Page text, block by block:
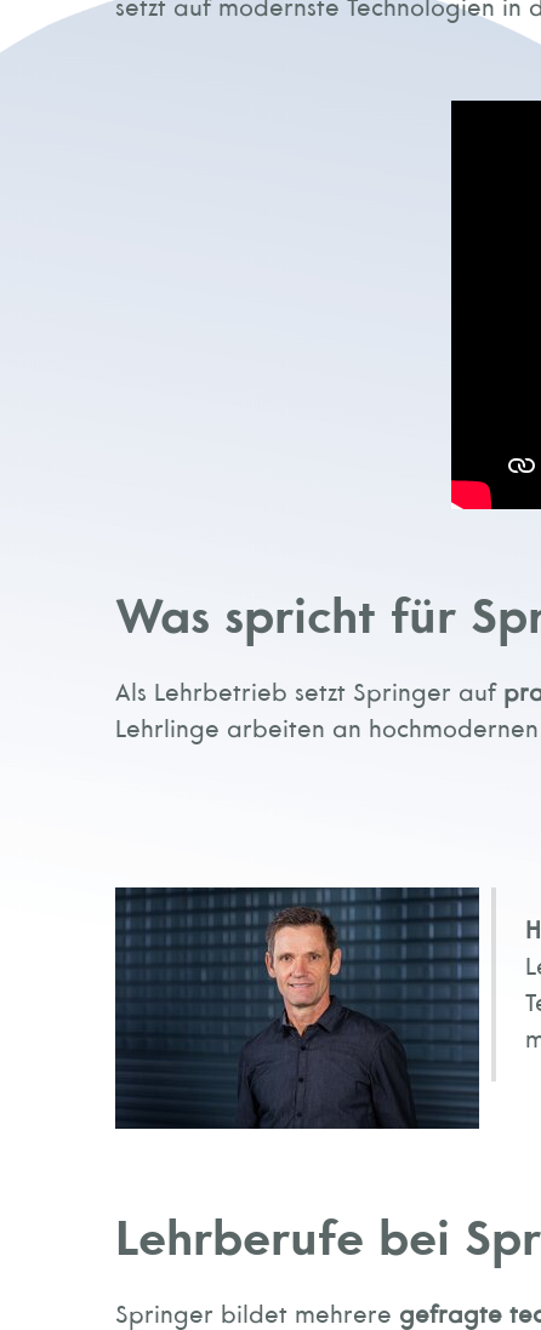
setzt auf modernste Technologien
Was spricht für
Als Lehrbetrieb setzt Springer auf
Lehrlinge arbeiten an
Lehrberufe bei
Springer bildet mehrere gefragte